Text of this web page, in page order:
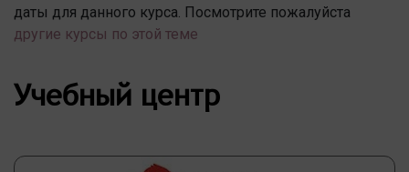
даты для данного курса. Посмотрите пожалуйста
другие курсы по этой теме
Учебный центр